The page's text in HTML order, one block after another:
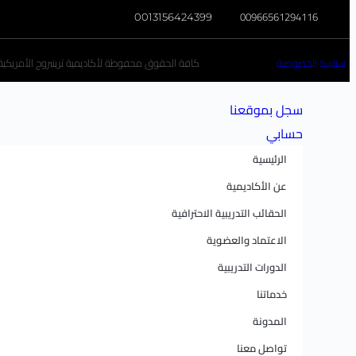
0013156424399 00966561294116
سياسة الخصوصية كافة الحقوق محفوظة لأكاديمية ترينبروج
سجل بموقعنا
حسابي
الرئيسية
عن الأكاديمية
الحقائب التدريبية الاحترافية
الاعتماد والعضوية
الدورات التدريبية
خدماتنا
المدونة
تواصل معنا